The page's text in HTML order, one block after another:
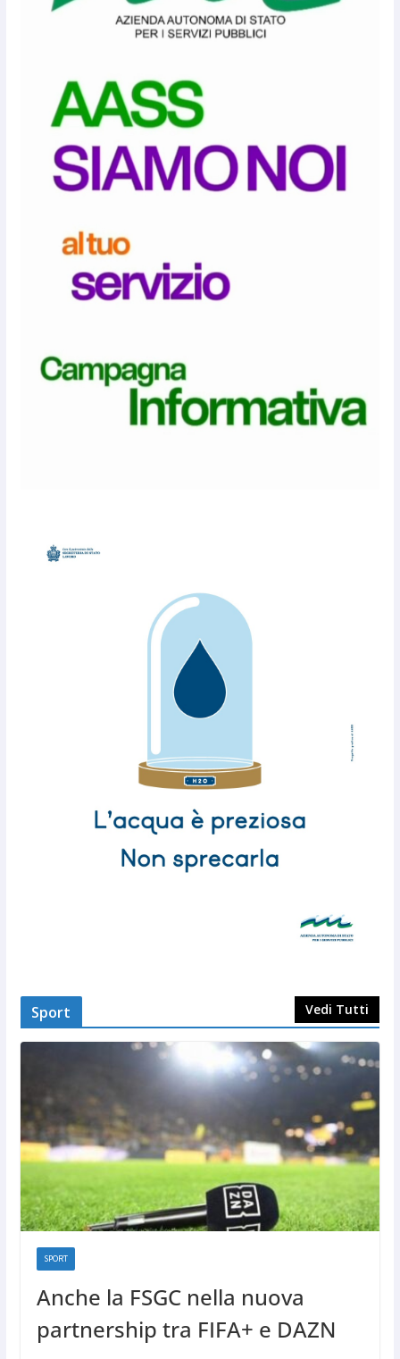
Sport Vedi Tutti
SPORT
Anche la FSGC nella nuova
partnership tra FIFA+ e DAZN